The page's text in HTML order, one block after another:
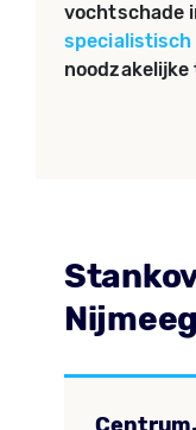
vochtschade
specialistisch